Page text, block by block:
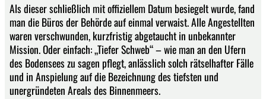
Als dieser schließlich mit offiziellem Datum besiegelt wurde, fand
man die Büros der Behörde auf einmal verwaist. Alle Angestellten
waren verschwunden, kurzfristig abgetaucht in unbekannter
Mission. Oder einfach: „Tiefer Schweb“ – wie man an den Ufern
des Bodensees zu sagen pflegt, anlässlich solch rätselhafter Fälle
und in Anspielung auf die Bezeichnung des tiefsten und
unergründeten Areals des Binnenmeers.